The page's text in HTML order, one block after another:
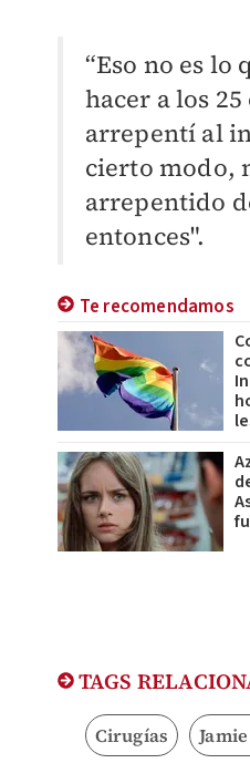
“Eso no es lo
hacer a los
arrepentí al
cierto modo,
arrepentido
entonces".
Te recomendamos
TAGS
Cirugías